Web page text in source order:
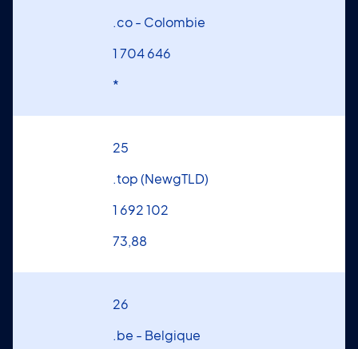
.co - Colombie
1 704 646
*
25
.top (NewgTLD)
1 692 102
73,88
26
.be - Belgique